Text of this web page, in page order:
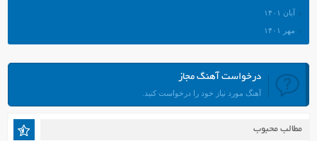
آبان ۱۴۰۱
مهر ۱۴۰۱
مرداد ۱۴۰۱
تیر ۱۴۰۱
فروردین ۱۴۰۱
درخواست آهنگ مجاز
آهنگ مورد نیاز خود را درخواست کنید.
مطالب محبوب